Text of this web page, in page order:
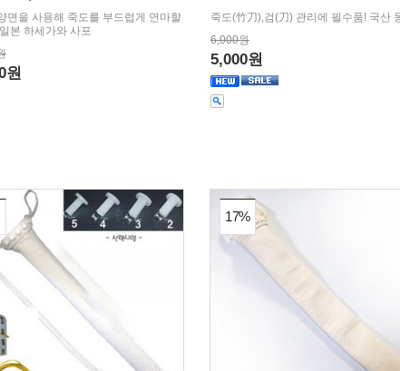
면을 사용해 죽도를 부드럽게 연마할
본 하세가와 사포
원
죽도(竹刀),검(刀) 관리에 필수품! 국산
6,000원
5,000원
17%